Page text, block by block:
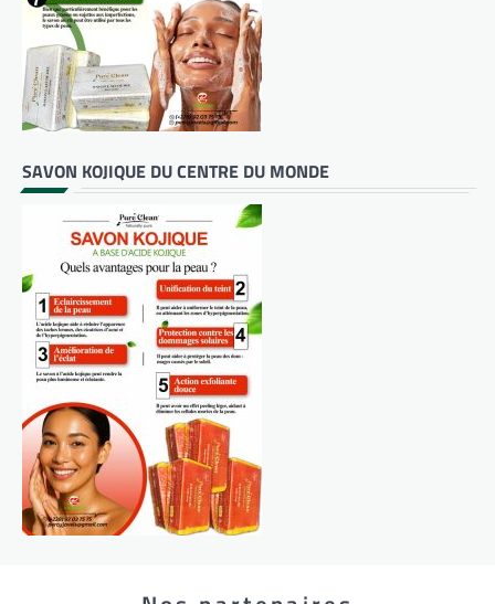
SAVON KOJIQUE DU CENTRE DU MONDE